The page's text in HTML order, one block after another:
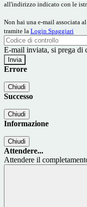
all'indirizzo indicato con le
Non hai una e-mail associata
tramite la Login Spaggiari
E-mail inviata, si prega di
Errore
Chiudi
Successo
Chiudi
Informazione
Chiudi
Attendere...
Attendere il